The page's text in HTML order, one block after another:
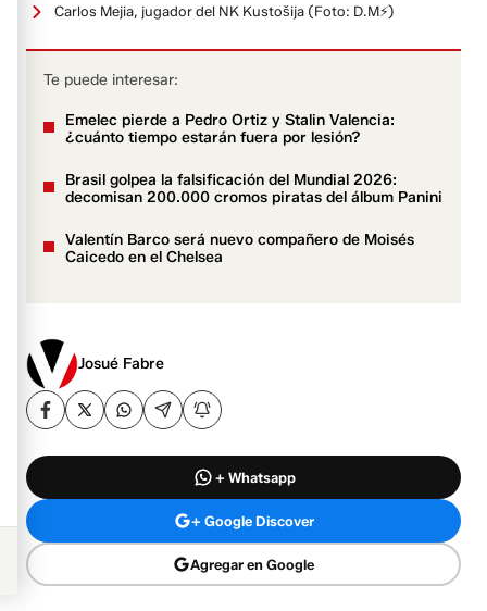
Carlos Mejia, jugador del NK Kustošija (Foto: D.M⚡️)
Te puede interesar:
Emelec pierde a Pedro Ortiz y Stalin Valencia:
¿cuánto tiempo estarán fuera por lesión?
Brasil golpea la falsificación del Mundial 2026:
decomisan 200.000 cromos piratas del álbum Panini
Valentín Barco será nuevo compañero de Moisés
Caicedo en el Chelsea
Josué Fabre
+ Whatsapp
+ Google Discover
Agregar en Google